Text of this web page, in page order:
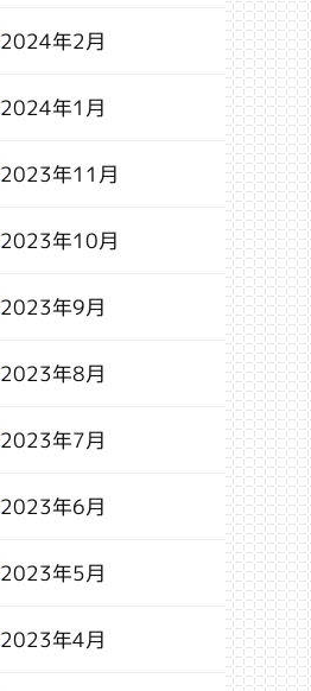
2024年2月
2024年1月
2023年11月
2023年10月
2023年9月
2023年8月
2023年7月
2023年6月
2023年5月
2023年4月